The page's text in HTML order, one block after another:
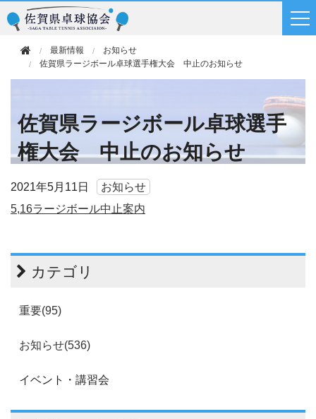
最新情報
お知らせ
佐賀県ラージボール卓球選手権大会 中止のお知らせ
佐賀県ラージボール卓球選手
権大会 中止のお知らせ
2021年5月11日
お知らせ
5,16ラージボール中止案内
カテゴリ
重要(95)
お知らせ(536)
イベント・講習会